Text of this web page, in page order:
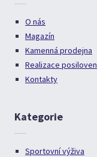
O nás
Magazín
Kamenná prodejna
Realizace posiloven
Kontakty
Kategorie
Sportovní výživa